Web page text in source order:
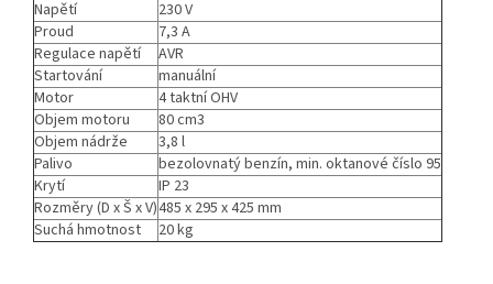
Napětí
230 V
Proud
7,3 A
Regulace napětí
AVR
Startování
manuální
Motor
4 taktní OHV
Objem motoru
80 cm3
Objem nádrže
3,8 l
Palivo
bezolovnatý benzín, min. oktanové číslo 95
Krytí
IP 23
Rozměry (D x Š x V)485 x 295 x 425 mm
Suchá hmotnost
20 kg